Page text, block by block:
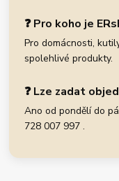
❓ Pro koho je
Pro domácnosti,
spolehlivé produkty.
❓ Lze zadat
Ano od pondělí do
728 007 997 .